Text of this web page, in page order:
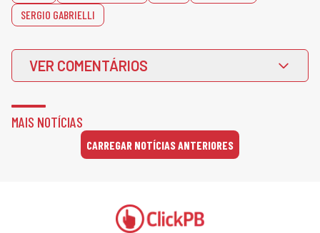
SERGIO GABRIELLI
VER COMENTÁRIOS
MAIS NOTÍCIAS
CARREGAR NOTÍCIAS ANTERIORES